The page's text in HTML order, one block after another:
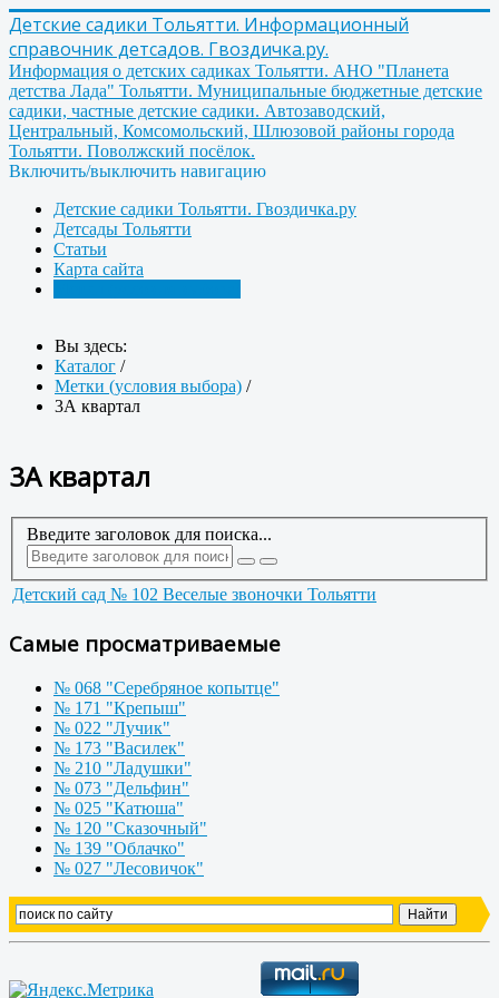
Детские садики Тольятти. Информационный
справочник детсадов. Гвоздичка.ру.
Информация о детских садиках Тольятти. АНО "Планета
детства Лада" Тольятти. Муниципальные бюджетные детские
садики, частные детские садики. Автозаводский,
Центральный, Комсомольский, Шлюзовой районы города
Тольятти. Поволжский посёлок.
Включить/выключить навигацию
Детские садики Тольятти. Гвоздичка.ру
Детсады Тольятти
Статьи
Карта сайта
Вы здесь:
Каталог /
Метки (условия выбора) /
3А квартал
3А квартал
Введите заголовок для поиска...
Детский сад № 102 Веселые звоночки Тольятти
Самые просматриваемые
№ 068 "Серебряное копытце"
№ 171 "Крепыш"
№ 022 "Лучик"
№ 173 "Василек"
№ 210 "Ладушки"
№ 073 "Дельфин"
№ 025 "Катюша"
№ 120 "Сказочный"
№ 139 "Облачко"
№ 027 "Лесовичок"